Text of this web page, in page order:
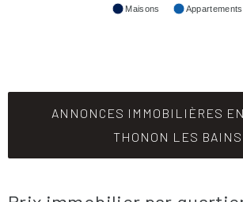
Maisons Appartements
ANNONCES IMMOBILIÈRES
THONON LES BAINS